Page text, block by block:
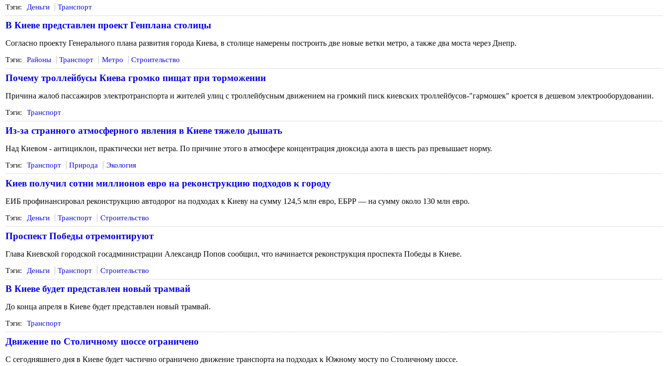
Тэги: Деньги Транспорт
В Киеве представлен проект Генплана столицы
Согласно проекту Генерального плана развития города Киева, в столице намерены построить две новые ветки метро, а также два моста через Днепр.
Тэги: Районы Транспорт Метро Строительство
Почему троллейбусы Киева громко пищат при торможении
Причина жалоб пассажиров электротранспорта и жителей улиц с троллейбусным движением на громкий писк киевских троллейбусов-"гармошек" кроется в дешевом электрооборудовании.
Тэги: Транспорт
Из-за странного атмосферного явления в Киеве тяжело дышать
Над Киевом - антициклон, практически нет ветра. По причине этого в атмосфере концентрация диоксида азота в шесть раз превышает норму.
Тэги: Транспорт Природа Экология
Киев получил сотни миллионов евро на реконструкцию подходов к городу
ЕИБ профинансировал реконструкцию автодорог на подходах к Киеву на сумму 124,5 млн евро, ЕБРР — на сумму около 130 млн евро.
Тэги: Деньги Транспорт Строительство
Проспект Победы отремонтируют
Глава Киевской городской госадминистрации Александр Попов сообщил, что начинается реконструкция проспекта Победы в Киеве.
Тэги: Деньги Транспорт Строительство
В Киеве будет представлен новый трамвай
До конца апреля в Киеве будет представлен новый трамвай.
Тэги: Транспорт
Движение по Столичному шоссе ограничено
С сегодняшнего дня в Киеве будет частично ограничено движение транспорта на подходах к Южному мосту по Столичному шоссе.